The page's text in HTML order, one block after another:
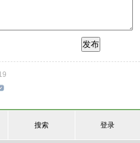
发布
搜索 登录